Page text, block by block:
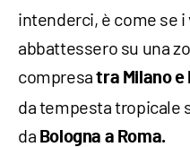
intenderci, è come se
abbattessero su una
compresatra Milano e
da tempesta tropicale
da Bologna a Roma.